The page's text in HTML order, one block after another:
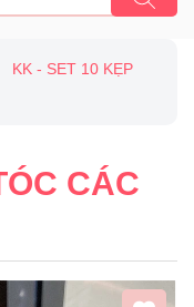
KK - SET 10 KẸP
CÁC